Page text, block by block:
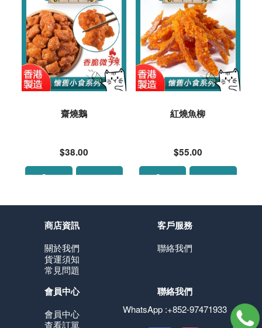
齋燒鵝
$38.00
紅燒魚柳
$55.00
商店資訊
關於我們
貨運須知
常見問題
客戶服務
聯絡我們
會員中心
會員中心
查看訂單
聯絡我們
WhatsApp :+852-97471933